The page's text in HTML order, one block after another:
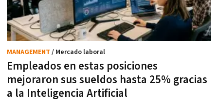
Empleados en estas posiciones
mejoraron sus sueldos hasta 25% gracias
a la Inteligencia Artificial
MANAGEMENT / Mercado laboral